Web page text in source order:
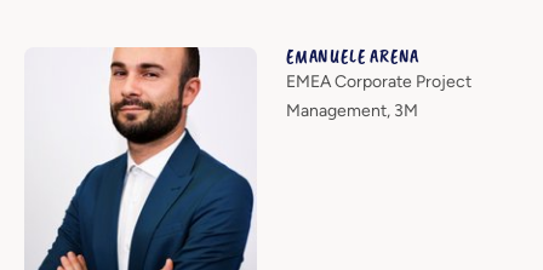
EMANUELE ARENA
EMEA Corporate Project
Management, 3M